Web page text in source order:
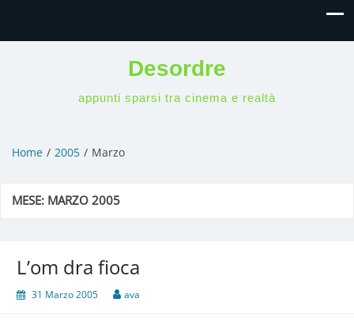
Desordre
appunti sparsi tra cinema e realtà
Home 2005 Marzo
MESE: MARZO 2005
L’om dra fioca
31 Marzo 2005 ava